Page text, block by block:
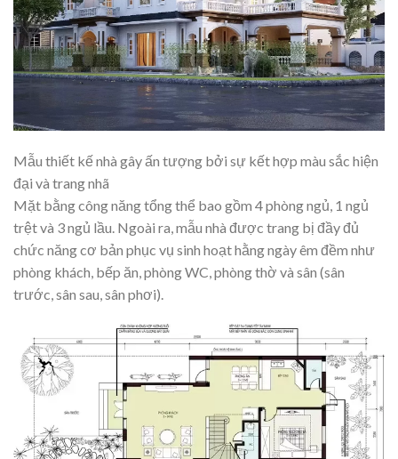
Mẫu thiết kế nhà gây ấn tượng bởi sự kết hợp màu sắc hiện
đại và trang nhã
Mặt bằng công năng tổng thể bao gồm 4 phòng ngủ, 1 ngủ
trệt và 3 ngủ lầu. Ngoài ra, mẫu nhà được trang bị đầy đủ
chức năng cơ bản phục vụ sinh hoạt hằng ngày êm đềm như
phòng khách, bếp ăn, phòng WC, phòng thờ và sân (sân
trước, sân sau, sân phơi).